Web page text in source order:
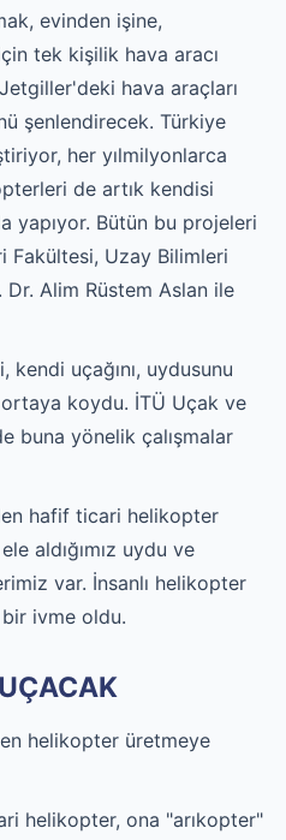
evinden işine,
tek kişilik hava aracı
hava araçları
şenlendirecek. Türkiye
her yılmilyonlarca
de artık kendisi
yapıyor. Bütün bu projeleri
Fakültesi, Uzay Bilimleri
Dr. Alim Rüstem Aslan ile
uçağını, uydusunu
koydu. İTÜ Uçak ve
buna yönelik çalışmalar
hafif ticari helikopter
aldığımız uydu ve
var. İnsanlı helikopter
ivme oldu.
helikopter üretmeye
helikopter, ona "arıkopter"